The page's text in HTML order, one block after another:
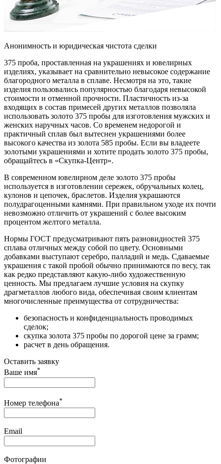
Анонимность и юридическая чистота сделки
375 проба, проставленная на украшениях и ювелирных
изделиях, указывает на сравнительно невысокое содержание
благородного металла в сплаве. Несмотря на это, такие
изделия пользовались популярностью благодаря невысокой
стоимости и отменной прочности. Пластичность из-за
входящих в состав примесей других металлов позволяла
использовать золото 375 пробы для изготовления мужских и
женских наручных часов. Со временем недорогой и
практичный сплав был вытеснен украшениями более
высокого качества из золота 585 пробы. Если вы владеете
золотыми украшениями и хотите продать золото 375 пробы,
обращайтесь в «Скупка-Центр».
В современном ювелирном деле золото 375 пробы
используется в изготовлении сережек, обручальных колец,
кулонов и цепочек, браслетов. Изделия украшаются
полудрагоценными камнями. При правильном уходе их почти
невозможно отличить от украшений с более высоким
процентом желтого металла.
Нормы ГОСТ предусматривают пять разновидностей 375
сплава отличных между собой по цвету. Основными
добавками выступают серебро, палладий и медь. Сдаваемые
украшения с такой пробой обычно принимаются по весу, так
как редко представляют какую-либо художественную
ценность. Мы предлагаем лучшие условия на скупку
драгметаллов любого вида, обеспечивая своим клиентам
многочисленные преимущества от сотрудничества:
безопасность и конфиденциальность проводимых
сделок;
скупка золота 375 пробы по дорогой цене за грамм;
расчет в день обращения.
Оставить заявку
Ваше имя*
Номер телефона*
Email
Фотографии